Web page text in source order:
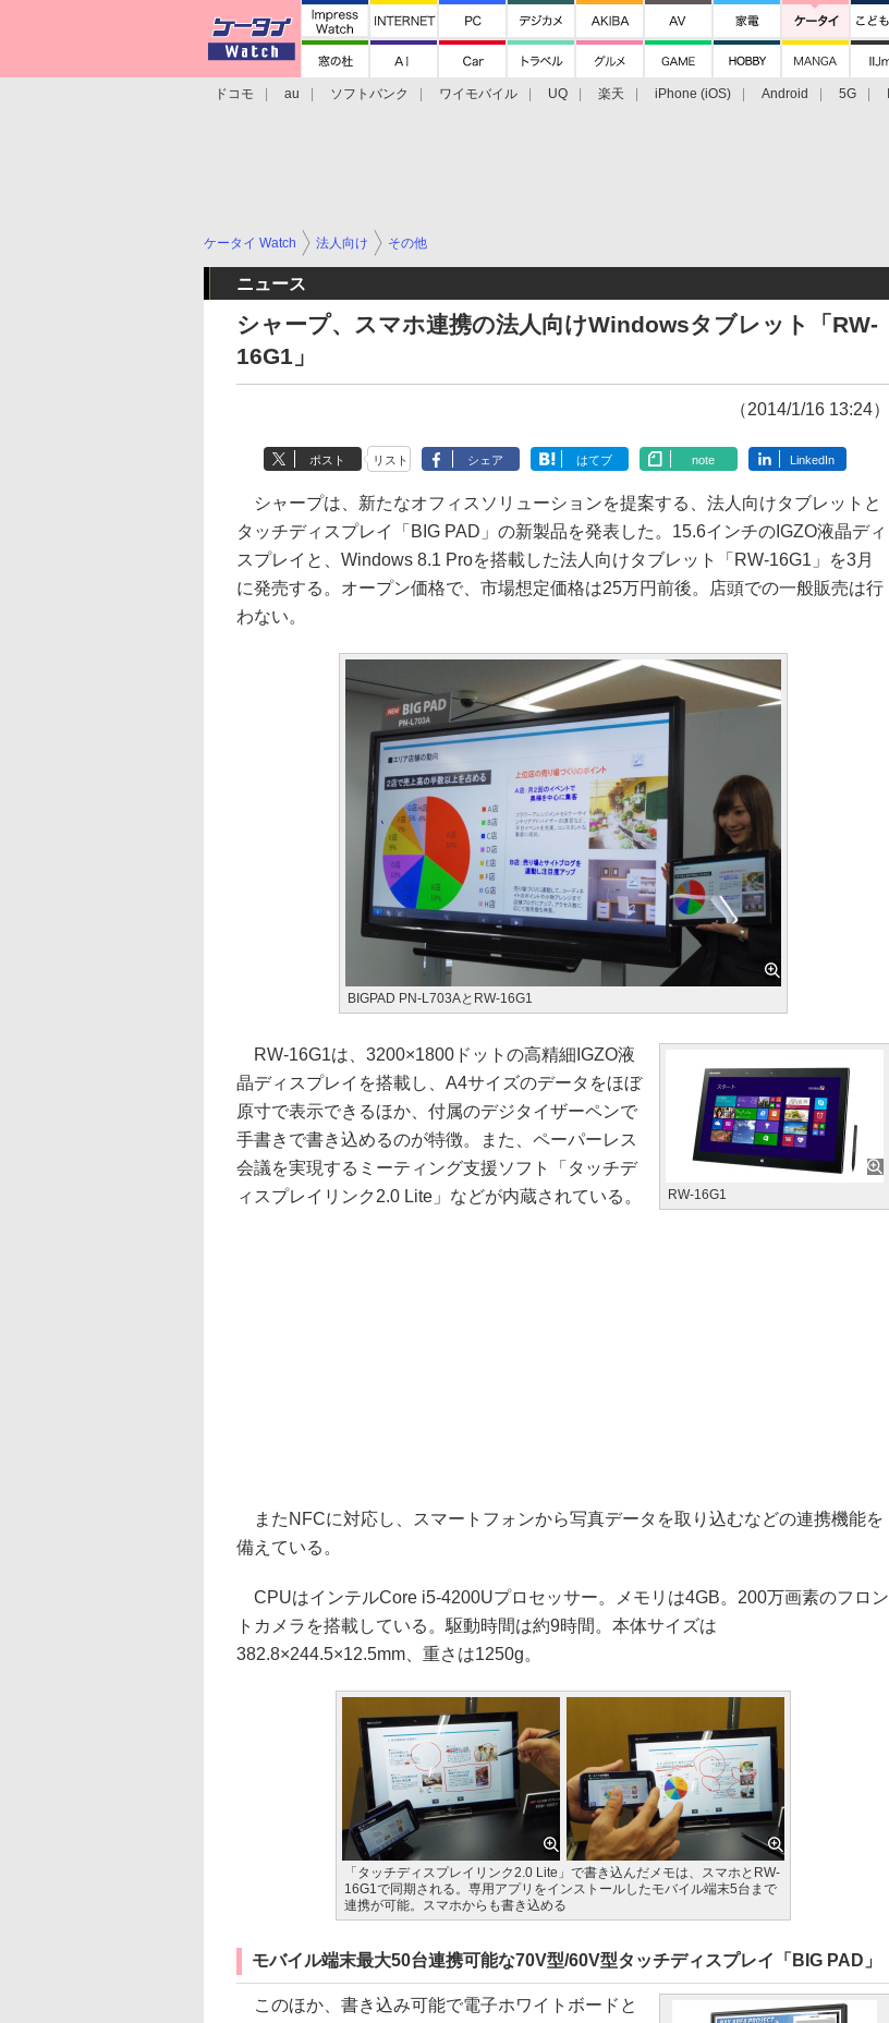
ドコモ au ソフトバンク ワイモバイル UQ 楽天 iPhone (iOS) Android 5G
ケータイ Watch 法人向け その他
ニュース
シャープ、スマホ連携の法人向けWindowsタブレット「RW-
16G1」
（2014/1/16 13:24）
ポスト リスト シェア はてブ note LinkedIn
シャープは、新たなオフィスソリューションを提案する、法人向けタブレットと
タッチディスプレイ「BIG PAD」の新製品を発表した。15.6インチのIGZO液晶ディ
スプレイと、Windows 8.1 Proを搭載した法人向けタブレット「RW-16G1」を3月
に発売する。オープン価格で、市場想定価格は25万円前後。店頭での一般販売は行
わない。
BIGPAD PN-L703AとRW-16G1
RW-16G1
RW-16G1は、3200×1800ドットの高精細IGZO液
晶ディスプレイを搭載し、A4サイズのデータをほぼ
原寸で表示できるほか、付属のデジタイザーペンで
手書きで書き込めるのが特徴。また、ペーパーレス
会議を実現するミーティング支援ソフト「タッチデ
ィスプレイリンク2.0 Lite」などが内蔵されている。
またNFCに対応し、スマートフォンから写真データを取り込むなどの連携機能を
備えている。
CPUはインテルCore i5-4200Uプロセッサー。メモリは4GB。200万画素のフロン
トカメラを搭載している。駆動時間は約9時間。本体サイズは
382.8×244.5×12.5mm、重さは1250g。
「タッチディスプレイリンク2.0 Lite」で書き込んだメモは、スマホとRW-
16G1で同期される。専用アプリをインストールしたモバイル端末5台まで
連携が可能。スマホからも書き込める
モバイル端末最大50台連携可能な70V型/60V型タッチディスプレイ「BIG PAD」
このほか、書き込み可能で電子ホワイトボードと